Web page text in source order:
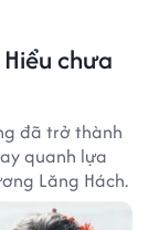
chưa
đã trở thành
quanh lựa
Lăng Hách.